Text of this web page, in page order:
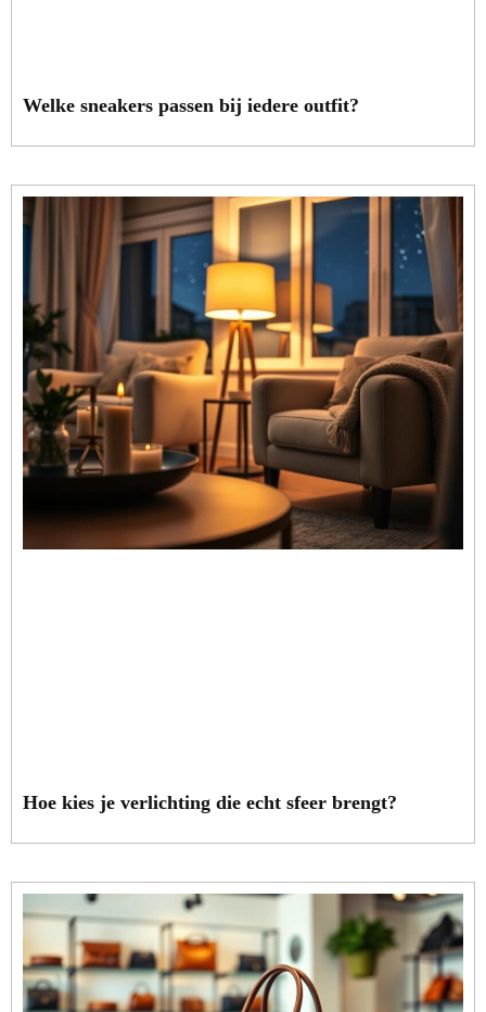
Welke sneakers passen bij iedere outfit?
Hoe kies je verlichting die echt sfeer brengt?